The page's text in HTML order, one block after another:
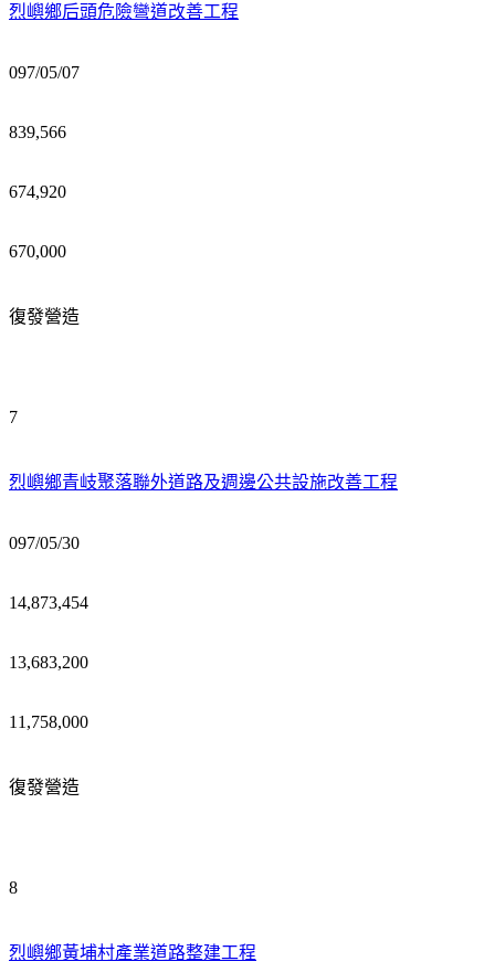
烈嶼鄉后頭危險彎道改善工程
097/05/07
839,566
674,920
670,000
復發營造
7
烈嶼鄉青岐聚落聯外道路及週邊公共設施改善工程
097/05/30
14,873,454
13,683,200
11,758,000
復發營造
8
烈嶼鄉黃埔村產業道路整建工程